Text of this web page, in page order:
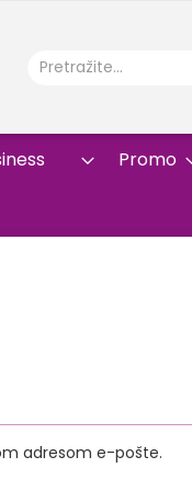
Promo
adresom e-pošte.